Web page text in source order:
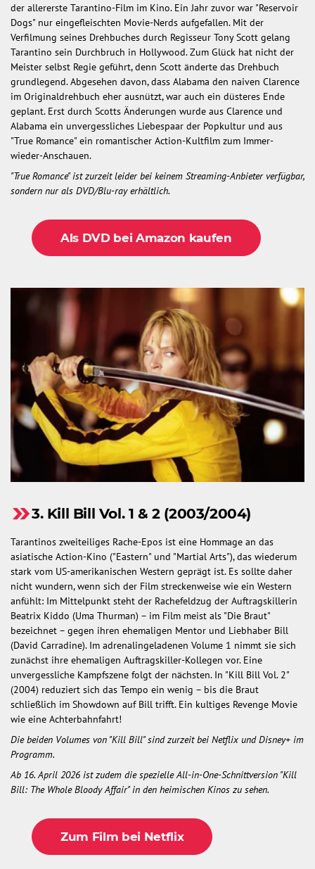
der allererste Tarantino-Film im Kino. Ein Jahr zuvor war "Reservoir
Dogs" nur eingefleischten Movie-Nerds aufgefallen. Mit der
Verfilmung seines Drehbuches durch Regisseur Tony Scott gelang
Tarantino sein Durchbruch in Hollywood. Zum Glück hat nicht der
Meister selbst Regie geführt, denn Scott änderte das Drehbuch
grundlegend. Abgesehen davon, dass Alabama den naiven Clarence
im Originaldrehbuch eher ausnützt, war auch ein düsteres Ende
geplant. Erst durch Scotts Änderungen wurde aus Clarence und
Alabama ein unvergessliches Liebespaar der Popkultur und aus
"True Romance" ein romantischer Action-Kultfilm zum Immer-
wieder-Anschauen.
"True Romance" ist zurzeit leider bei keinem Streaming-Anbieter verfügbar,
sondern nur als DVD/Blu-ray erhältlich.
Als DVD bei Amazon kaufen
3. Kill Bill Vol. 1 & 2 (2003/2004)
Tarantinos zweiteiliges Rache-Epos ist eine Hommage an das
asiatische Action-Kino ("Eastern" und "Martial Arts"), das wiederum
stark vom US-amerikanischen Western geprägt ist. Es sollte daher
nicht wundern, wenn sich der Film streckenweise wie ein Western
anfühlt: Im Mittelpunkt steht der Rachefeldzug der Auftragskillerin
Beatrix Kiddo (Uma Thurman) – im Film meist als "Die Braut"
bezeichnet – gegen ihren ehemaligen Mentor und Liebhaber Bill
(David Carradine). Im adrenalingeladenen Volume 1 nimmt sie sich
zunächst ihre ehemaligen Auftragskiller-Kollegen vor. Eine
unvergessliche Kampfszene folgt der nächsten. In "Kill Bill Vol. 2"
(2004) reduziert sich das Tempo ein wenig – bis die Braut
schließlich im Showdown auf Bill trifft. Ein kultiges Revenge Movie
wie eine Achterbahnfahrt!
Die beiden Volumes von "Kill Bill" sind zurzeit bei Netflix und Disney+ im
Programm.
Ab 16. April 2026 ist zudem die spezielle All-in-One-Schnittversion "Kill
Bill: The Whole Bloody Affair" in den heimischen Kinos zu sehen.
Zum Film bei Netflix